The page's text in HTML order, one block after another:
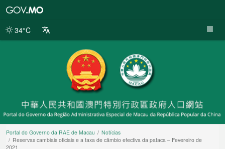
da
34°C
Portal do Governo da RAE de Macau
Notícias
Reservas cambiais oficiais e a taxa de câmbio efectiva da pataca – Fevereiro de
2021